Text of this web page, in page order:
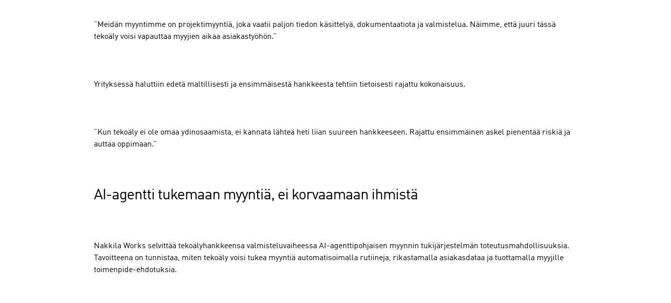
”Meidän myyntimme on projektimyyntiä, joka vaatii paljon tiedon käsittelyä, dokumentaatiota ja valmistelua. Näimme, että juuri tässä
tekoäly voisi vapauttaa myyjien aikaa asiakastyöhön.”
Yrityksessä haluttiin edetä maltillisesti ja ensimmäisestä hankkeesta tehtiin tietoisesti rajattu kokonaisuus.
”Kun tekoäly ei ole omaa ydinosaamista, ei kannata lähteä heti liian suureen hankkeeseen. Rajattu ensimmäinen askel pienentää riskiä ja
auttaa oppimaan.”
AI-agentti tukemaan myyntiä, ei korvaamaan ihmistä
Nakkila Works selvittää tekoälyhankkeensa valmisteluvaiheessa AI-agenttipohjaisen myynnin tukijärjestelmän toteutusmahdollisuuksia.
Tavoitteena on tunnistaa, miten tekoäly voisi tukea myyntiä automatisoimalla rutiineja, rikastamalla asiakasdataa ja tuottamalla myyjille
toimenpide-ehdotuksia.